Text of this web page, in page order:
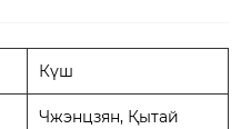
Күш
Чжэнцзян, Қытай